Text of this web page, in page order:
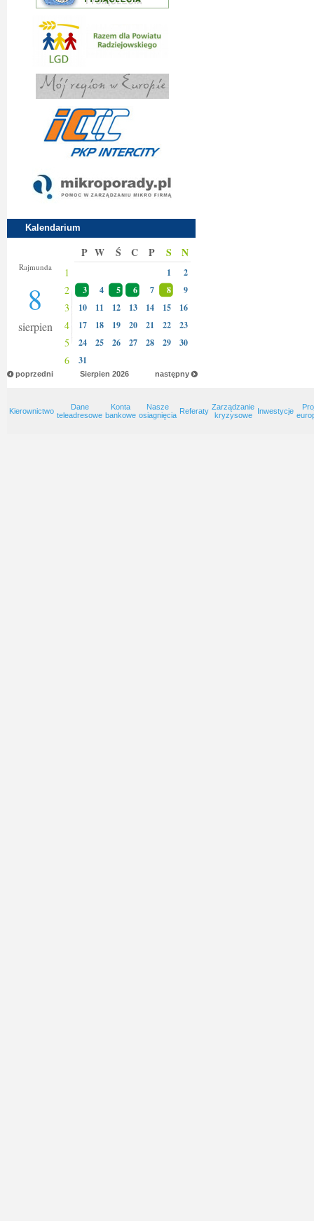
Kalendarium
Rajmunda
8
sierpien
P W Ś C P S N
1 1 2
2 3 4 5 6 7 8 9
3 10 11 12 13 14 15 16
4 17 18 19 20 21 22 23
5 24 25 26 27 28 29 30
6 31
poprzedni następny
Sierpien 2026
Kierownictwo
Dane
teleadresowe
Konta
bankowe
Nasze
osiagnięcia Referaty Zarządzanie
kryzysowe
Inwestycje